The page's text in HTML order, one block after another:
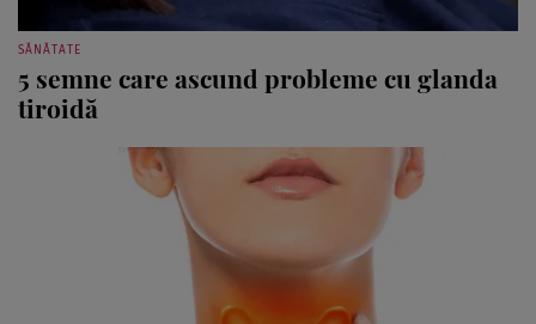
SĂNĂTATE
5 semne care ascund probleme cu glanda
tiroidă